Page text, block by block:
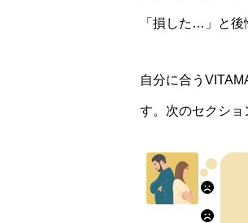
「損した…」と後
自分に合う
す。次のセクショ